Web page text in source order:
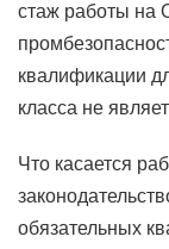
стаж работы на
квалификации
класса не
Что касается
обязательных